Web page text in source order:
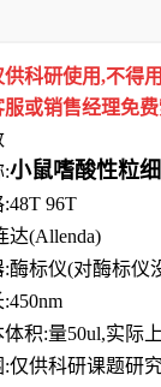
供科研使用,不得
服或销售经理免
:小鼠嗜酸性粒
96T
达(Allenda)
酶标仪(对酶标仪
积:量50ul,实际
仅供科研课题研